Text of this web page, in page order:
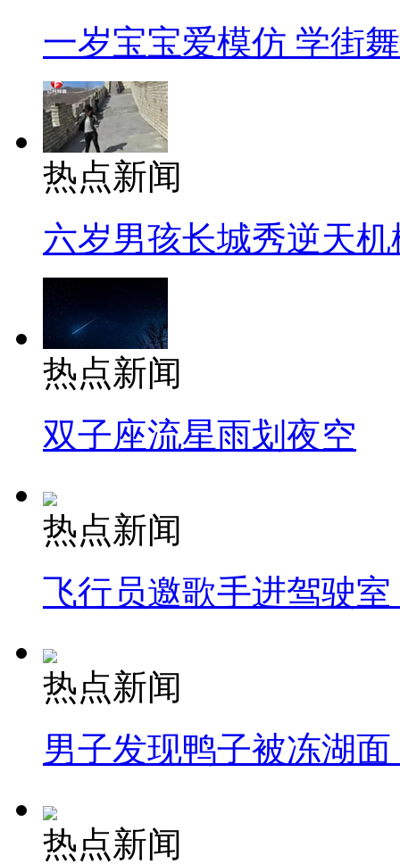
一岁宝宝爱模仿 学街
热点新闻
六岁男孩长城秀逆天机
热点新闻
双子座流星雨划夜空
热点新闻
飞行员邀歌手进驾驶
热点新闻
男子发现鸭子被冻湖
热点新闻